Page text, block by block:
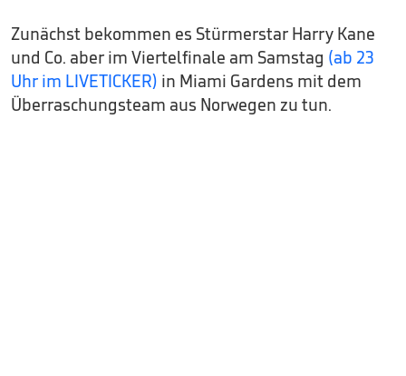
Zunächst bekommen es Stürmerstar Harry Kane
und Co. aber im Viertelfinale am Samstag (ab 23
Uhr im LIVETICKER) in Miami Gardens mit dem
Überraschungsteam aus Norwegen zu tun.